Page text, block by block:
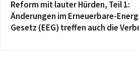
Reform mit lauter Hürden, Teil 1:
Änderungen im Erneuerbare-
Gesetz (EEG) treffen auch die